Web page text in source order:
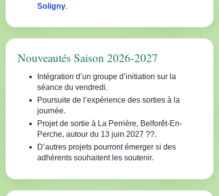
Soligny.
Nouveautés Saison 2026-2027
Intégration d’un groupe d’initiation sur la
séance du vendredi.
Poursuite de l’expérience des sorties à la
journée.
Projet de sortie à La Perrière, Belforêt-En-
Perche, autour du 13 juin 2027 ??.
D’autres projets pourront émerger si des
adhérents souhaitent les soutenir.